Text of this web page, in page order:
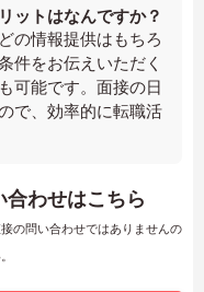
ットはなんですか？
の情報提供はもちろ
件をお伝えいただく
可能です。面接の日
で、効率的に転職活
合わせはこちら
の問い合わせではありませんの